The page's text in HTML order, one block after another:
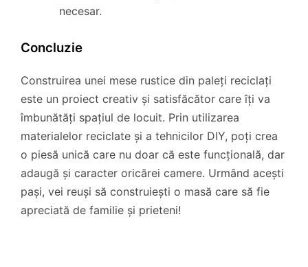
necesar.
Concluzie
Construirea unei mese rustice din paleți reciclați
este un proiect creativ și satisfăcător care îți va
îmbunătăți spațiul de locuit. Prin utilizarea
materialelor reciclate și a tehnicilor DIY, poți crea
o piesă unică care nu doar că este funcțională, dar
adaugă și caracter oricărei camere. Urmând acești
pași, vei reuși să construiești o masă care să fie
apreciată de familie și prieteni!